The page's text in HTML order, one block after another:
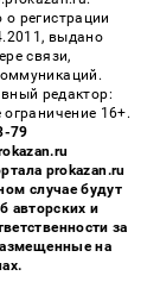
регистрации
выдано
связи,
редактор:
16+.
79
prokazan.ru
случае будут
авторских и
за
на